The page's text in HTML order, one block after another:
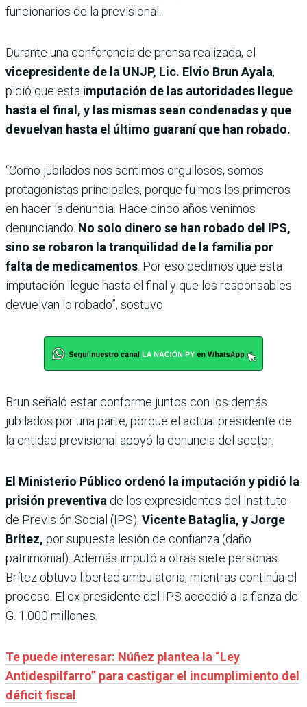
funcionarios de la previsional.
Durante una conferencia de prensa realizada, el
vicepresidente de la UNJP, Lic. Elvio Brun Ayala,
pidió que esta imputación de las autoridades llegue
hasta el final, y las mismas sean condenadas y que
devuelvan hasta el último guaraní que han robado.
“Como jubilados nos sentimos orgullosos, somos
protagonistas principales, porque fuimos los primeros
en hacer la denuncia. Hace cinco años venimos
denunciando. No solo dinero se han robado del IPS,
sino se robaron la tranquilidad de la familia por
falta de medicamentos . Por eso pedimos que esta
imputación llegue hasta el final y que los responsables
devuelvan lo robado”, sostuvo.
Brun señaló estar conforme juntos con los demás
jubilados por una parte, porque el actual presidente de
la entidad previsional apoyó la denuncia del sector.
El Ministerio Público ordenó la imputación y pidió la
prisión preventiva de los expresidentes del Instituto
de Previsión Social (IPS), Vicente Bataglia, y Jorge
Brítez, por supuesta lesión de confianza (daño
patrimonial). Además imputó a otras siete personas.
Brítez obtuvo libertad ambulatoria, mientras continúa el
proceso. El ex presidente del IPS accedió a la fianza de
G. 1.000 millones.
Te puede interesar: Núñez plantea la “Ley
Antidespilfarro” para castigar el incumplimiento del
déficit fiscal